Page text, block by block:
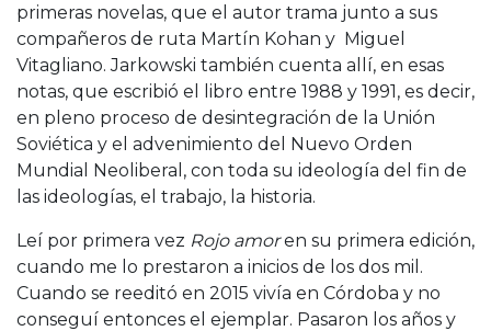
primeras novelas, que el autor trama junto a sus
compañeros de ruta Martín Kohan y Miguel
Vitagliano. Jarkowski también cuenta allí, en esas
notas, que escribió el libro entre 1988 y 1991, es decir,
en pleno proceso de desintegración de la Unión
Soviética y el advenimiento del Nuevo Orden
Mundial Neoliberal, con toda su ideología del fin de
las ideologías, el trabajo, la historia.
Leí por primera vez Rojo amoren su primera edición,
cuando me lo prestaron a inicios de los dos mil.
Cuando se reeditó en 2015 vivía en Córdoba y no
conseguí entonces el ejemplar. Pasaron los años y